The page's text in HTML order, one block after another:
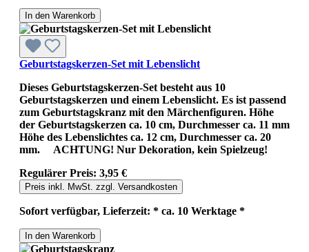
In den Warenkorb
Geburtstagskerzen-Set mit Lebenslicht
Dieses Geburtstagskerzen-Set besteht aus 10
Geburtstagskerzen und einem Lebenslicht. Es ist passend
zum Geburtstagskranz mit den Märchenfiguren. Höhe
der Geburtstagskerzen ca. 10 cm, Durchmesser ca. 11 mm
Höhe des Lebenslichtes ca. 12 cm, Durchmesser ca. 20
mm. ACHTUNG! Nur Dekoration, kein Spielzeug!
Regulärer Preis: 3,95 €
Preis inkl. MwSt. zzgl. Versandkosten
Sofort verfügbar, Lieferzeit: * ca. 10 Werktage *
In den Warenkorb